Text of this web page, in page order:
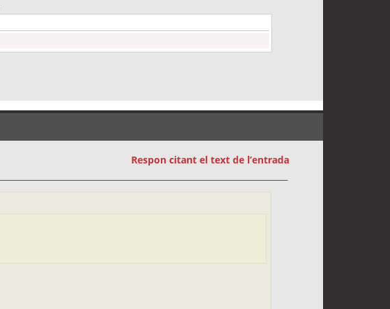
Respon citant el text de l’entrada